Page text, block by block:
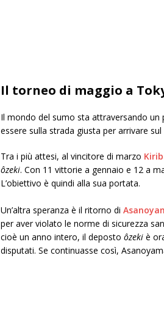
Il torneo di maggio а
Il mondo del sumo sta attraversando
essere sulla strada giusta per arrivare sul
Tra i più attesi, al vincitore di marzo
ôzeki. Con 11 vittorie a gennaio e 12 a
L’obiettivo è quindi alla sua portata.
Un’altra speranza è il ritorno di
per aver violato le norme di sicurezza
cioè un anno intero, il deposto ôzeki è
disputati. Se continuasse così,